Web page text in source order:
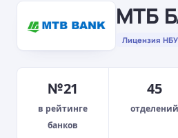
МТБ
Лицензия НБУ
№21
в рейтинге
банков
45
отделений